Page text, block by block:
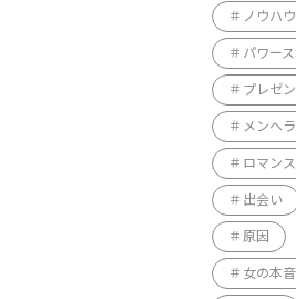
ノウハウ
パワー
プレゼ
メンヘラ
ロマン
出会い
原因
女の本音